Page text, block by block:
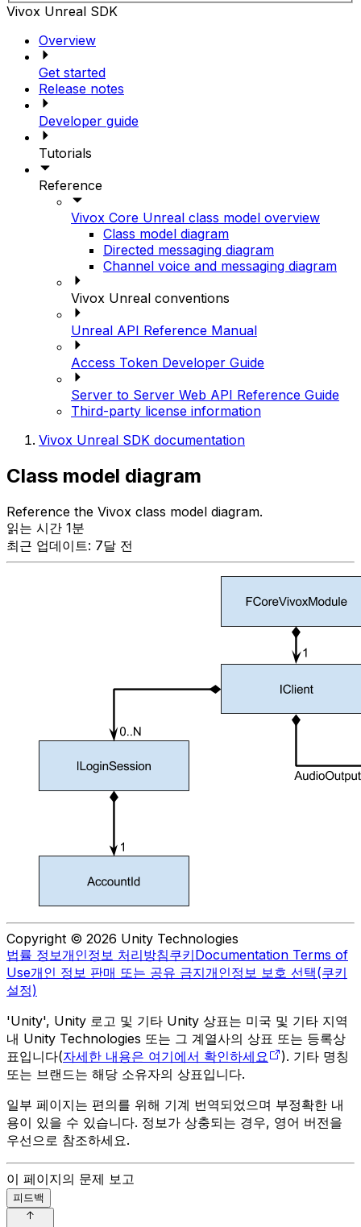
Vivox Unreal SDK
Overview
Get started
Release notes
Developer guide
Tutorials
Reference
Vivox Core Unreal class model overview
Class model diagram
Directed messaging diagram
Channel voice and messaging diagram
Vivox Unreal conventions
Unreal API Reference Manual
Access Token Developer Guide
Server to Server Web API Reference Guide
Third-party license information
Vivox Unreal SDK documentation
Class model diagram
Reference the Vivox class model diagram.
읽는 시간 1분
최근 업데이트: 7달 전
Copyright © 2026 Unity Technologies
법률 정보개인정보 처리방침쿠키Documentation Terms of
Use개인 정보 판매 또는 공유 금지개인정보 보호 선택(쿠키
설정)
'Unity', Unity 로고 및 기타 Unity 상표는 미국 및 기타 지역
내 Unity Technologies 또는 그 계열사의 상표 또는 등록상
표입니다(자세한 내용은 여기에서 확인하세요
). 기타 명칭
또는 브랜드는 해당 소유자의 상표입니다.
일부 페이지는 편의를 위해 기계 번역되었으며 부정확한 내
용이 있을 수 있습니다. 정보가 상충되는 경우, 영어 버전을
우선으로 참조하세요.
이 페이지의 문제 보고
피드백